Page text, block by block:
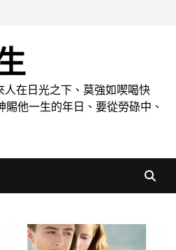
人在日光之下、莫強如喫喝快
他一生的年日、要從勞碌中、